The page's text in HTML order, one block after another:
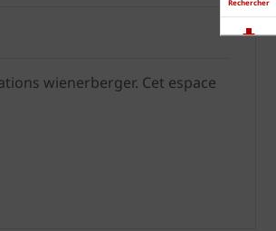
wienerberger. Cet espace
Rechercher